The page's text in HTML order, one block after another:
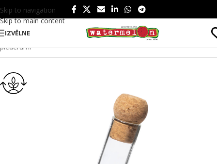
Skip to navigation
Skip to main content
IZVĒLNE
Sākums/ Ēšanai un dzeršanai/ Ēšanai
piederumi